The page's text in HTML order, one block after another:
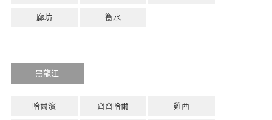
廊坊 衡水
黑龍江
哈爾濱 齊齊哈爾 雞西